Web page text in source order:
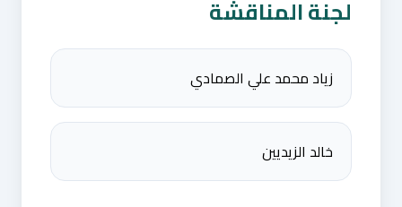
لجنة المناقشة
زياد محمد علي الصمادي
خالد الزيديين